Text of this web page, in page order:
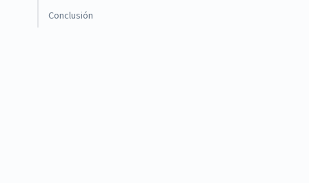
Conclusión